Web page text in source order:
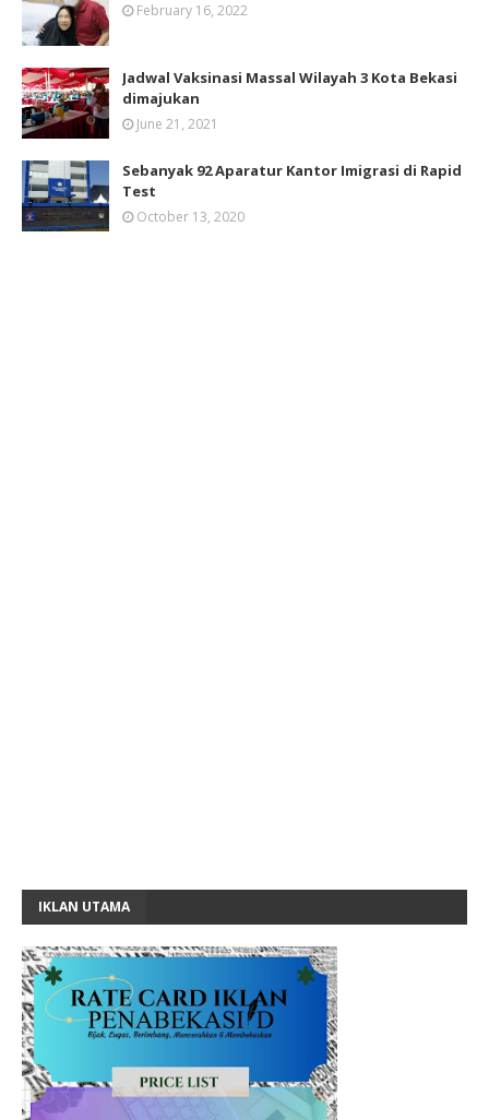
February 16, 2022
Jadwal Vaksinasi Massal Wilayah 3 Kota Bekasi
dimajukan
June 21, 2021
Sebanyak 92 Aparatur Kantor Imigrasi di Rapid
Test
October 13, 2020
IKLAN UTAMA